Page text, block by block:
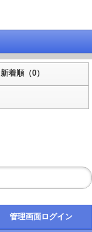
新着順（0）
管理画面ログイン